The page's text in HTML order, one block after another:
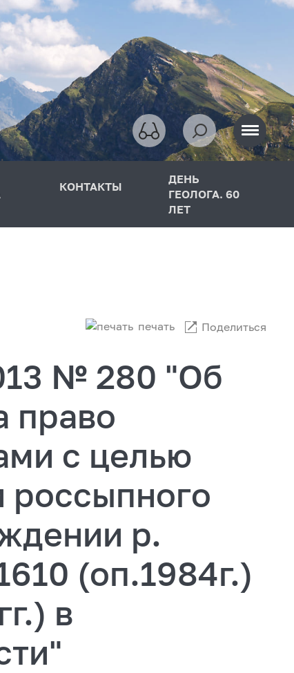
КОНТАКТЫ
ДЕНЬ
ГЕОЛОГА. 60
ЛЕТ
печать Поделиться
№ 280 "Об
право
с целью
россыпного
р.
(оп.1984г.)
в